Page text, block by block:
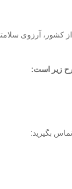
کشور و خارج از کشور،
زير است:
بگیرید: